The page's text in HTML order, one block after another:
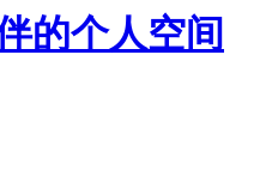
的个人空间